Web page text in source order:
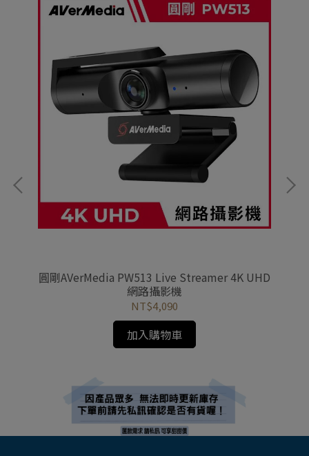
圓剛AVerMedia PW513 Live Streamer 4K UHD
網路攝影機
NT$4,090
加入購物車